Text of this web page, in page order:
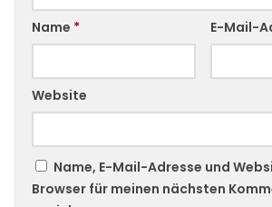
Name * E-Mail-
Website
Name, E-Mail-Adresse und
Browser für meinen nächsten